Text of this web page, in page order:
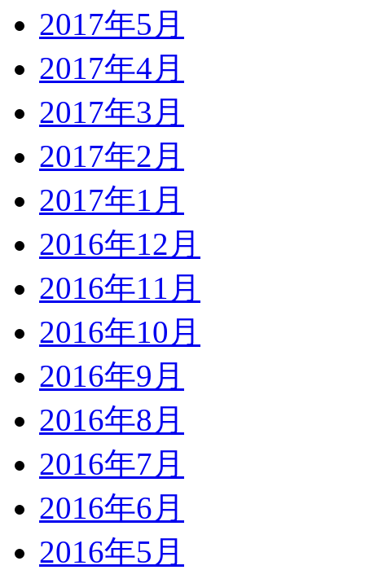
2017年5月
2017年4月
2017年3月
2017年2月
2017年1月
2016年12月
2016年11月
2016年10月
2016年9月
2016年8月
2016年7月
2016年6月
2016年5月